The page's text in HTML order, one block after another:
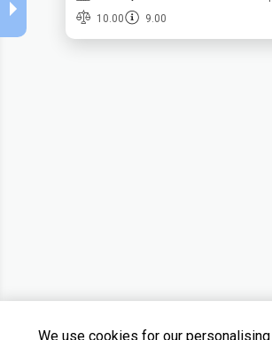
10.00
9.00
We use cookies for our